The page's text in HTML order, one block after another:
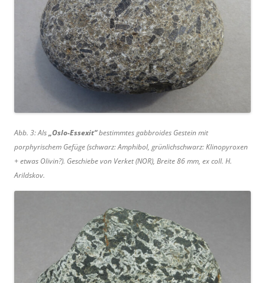
Abb. 3: Als„Oslo-Essexit“bestimmtes gabbroides Gestein mit
porphyrischem Gefüge (schwarz: Amphibol, grünlichschwarz: Klinopyroxen
+ etwas Olivin?). Geschiebe von Verket (NOR), Breite 86 mm, ex coll. H.
Arildskov.